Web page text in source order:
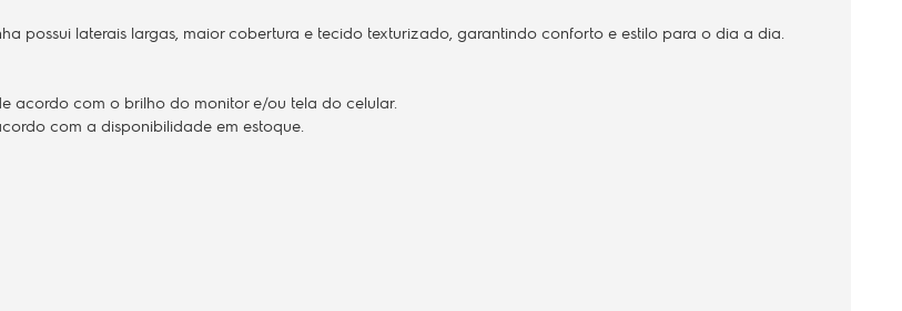
possui laterais largas, maior cobertura e tecido texturizado, garantindo conforto e estilo para o dia a dia.
acordo com o brilho do monitor e/ou tela do celular.
com a disponibilidade em estoque.